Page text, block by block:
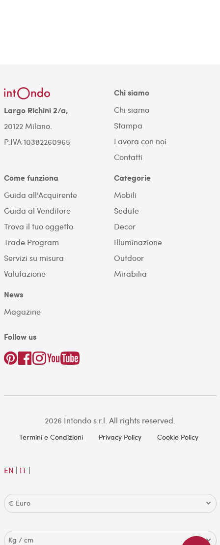
Largo Richini 2/a,
20122 Milano.
P.IVA 10382260965
Chi siamo
Chi siamo
Stampa
Lavora con noi
Contatti
Come funziona
Guida all'Acquirente
Guida al Venditore
Trova il tuo oggetto
Trade Program
Servizi su misura
Valutazione
Categorie
Mobili
Sedute
Decor
Illuminazione
Outdoor
Mirabilia
News
Magazine
Follow us
2026 Intondo s.r.l. All rights reserved.
Termini e Condizioni Privacy Policy Cookie Policy
EN | IT|